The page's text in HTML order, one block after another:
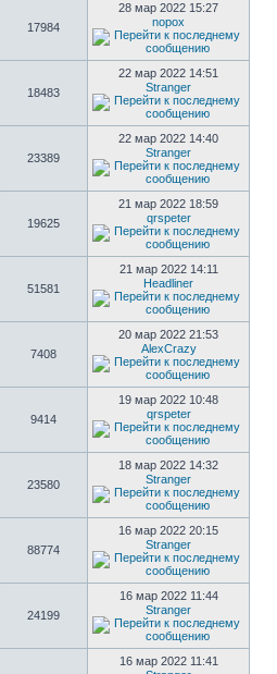
17984
28 мар 2022 15:27
nopox
18483
22 мар 2022 14:51
Stranger
23389
22 мар 2022 14:40
Stranger
19625
21 мар 2022 18:59
qrspeter
51581
21 мар 2022 14:11
Headliner
7408
20 мар 2022 21:53
AlexCrazy
9414
19 мар 2022 10:48
qrspeter
23580
18 мар 2022 14:32
Stranger
88774
16 мар 2022 20:15
Stranger
24199
16 мар 2022 11:44
Stranger
16 мар 2022 11:41